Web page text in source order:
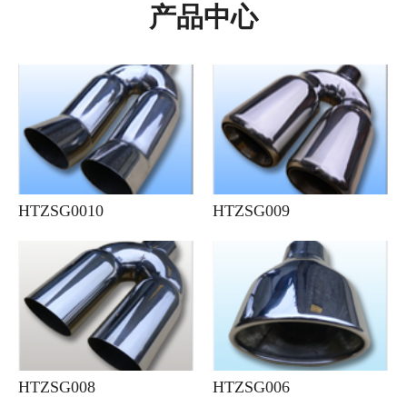
产品中心
HTZSG0010 HTZSG009
HTZSG008 HTZSG006